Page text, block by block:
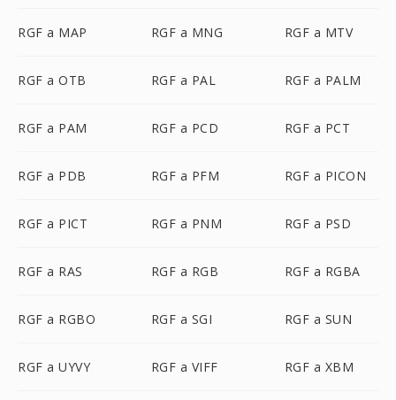
RGF a MAP RGF a MNG RGF a MTV
RGF a OTB RGF a PAL RGF a PALM
RGF a PAM RGF a PCD RGF a PCT
RGF a PDB RGF a PFM RGF a PICON
RGF a PICT RGF a PNM RGF a PSD
RGF a RAS RGF a RGB RGF a RGBA
RGF a RGBO RGF a SGI RGF a SUN
RGF a UYVY RGF a VIFF RGF a XBM